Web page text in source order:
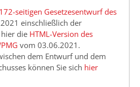
172-seitigen Gesetzesentwurf des
einschließlich der
die HTML-Version des
vom 03.06.2021.
dem Entwurf und dem
können Sie sich hier